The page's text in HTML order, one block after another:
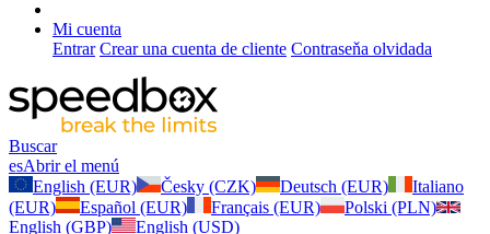
Mi cuenta
Entrar Crear una cuenta de cliente Contraseňa olvidada
Buscar
esAbrir el menú
English (EUR)
Česky (CZK) Deutsch (EUR)
Italiano
(EUR)
Español (EUR) Français (EUR)
Polski (PLN)
English (GBP)
English (USD)